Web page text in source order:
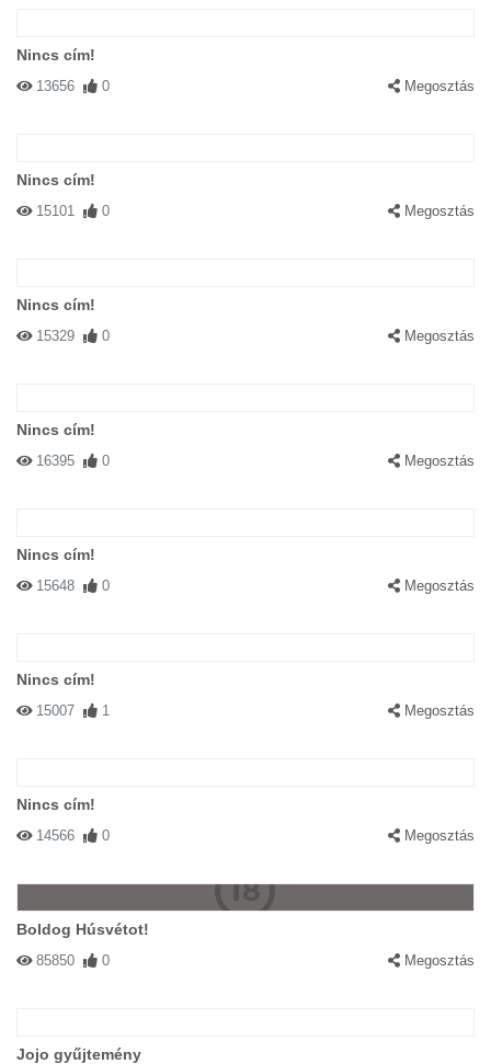
Nincs cím!
13656 0 Megosztás
Nincs cím!
15101 0 Megosztás
Nincs cím!
15329 0 Megosztás
Nincs cím!
16395 0 Megosztás
Nincs cím!
15648 0 Megosztás
Nincs cím!
15007 1 Megosztás
Nincs cím!
14566 0 Megosztás
Boldog Húsvétot!
85850 0 Megosztás
Jojo gyűjtemény